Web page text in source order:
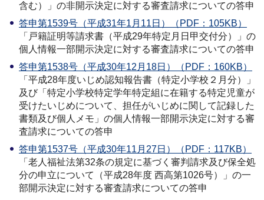
含む）」の非開示決定に対する審査請求についての答申
答申第1539号（平成31年1月11日）（PDF：105KB）
「戸籍証明等請求書（平成29年特定月日甲交付分）」の
個人情報一部開示決定に対する審査請求についての答申
答申第1538号（平成30年12月18日）（PDF：160KB）
「平成28年度いじめ認知報告書（特定小学校２月分）」
及び「特定小学校特定学年特定組に在籍する特定児童が
受けたいじめについて、担任がいじめに関して記録した
書類及び個人メモ」の個人情報一部開示決定に対する審
査請求についての答申
答申第1537号（平成30年11月27日）（PDF：117KB）
「老人福祉法第32条の規定に基づく審判請求及び保全処
分の申立について（平成28年度 西高第1026号）」の一
部開示決定に対する審査請求についての答申